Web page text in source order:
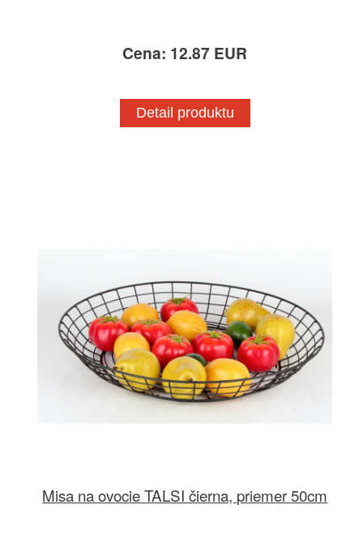
Cena: 12.87 EUR
Detail produktu
Misa na ovocie TALSI čierna, priemer 50cm